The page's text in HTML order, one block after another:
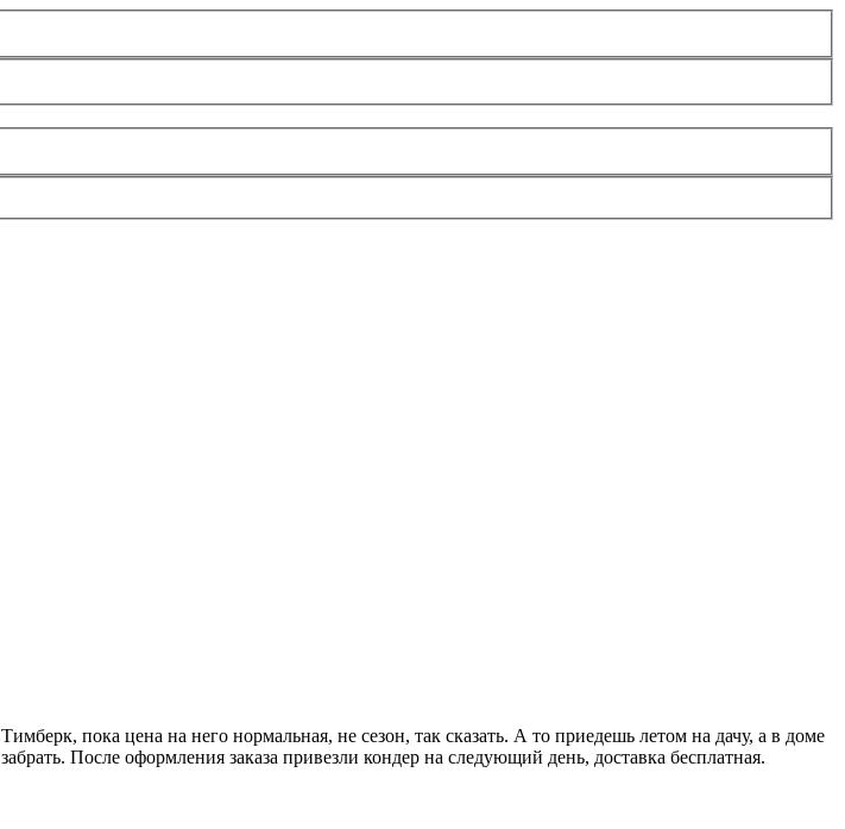
пока цена на него нормальная, не сезон, так сказать. А то приедешь летом на дачу, а в доме
После оформления заказа привезли кондер на следующий день, доставка бесплатная.